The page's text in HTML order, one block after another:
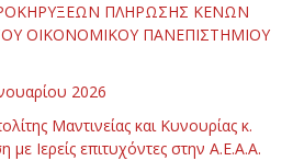
ΠΛΗΡΩΣΗΣ ΚΕΝΩΝ
ΟΙΚΟΝΟΜΙΚΟΥ ΠΑΝΕΠΙΣΤΗΜΙΟΥ
2026
Μαντινείας και Κυνουρίας κ.
με Ιερείς επιτυχόντες στην Α.Ε.Α.Α.